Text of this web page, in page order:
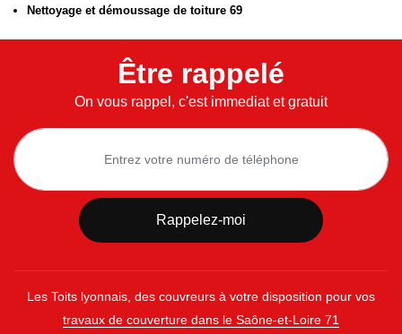
Nettoyage et démoussage de toiture 69
Être rappelé
On vous rappel, c'est immediat et gratuit
Les Toits lyonnais, des couvreurs à votre disposition pour vos
travaux de couverture dans le Saône-et-Loire 71